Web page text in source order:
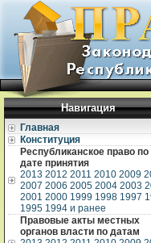
Навигация
Главная
Конституция
Республиканское право по
дате принятия
2013 2012 2011 2010 2009
2007 2006 2005 2004 2003
2001 2000 1999 1998 1997
1995 1994 и ранее
Правовые акты местных
органов власти по датам